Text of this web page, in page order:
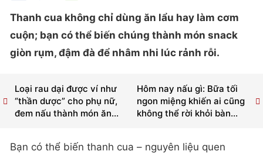
Thanh cua không chỉ dùng ăn lẩu hay làm cơm
cuộn; bạn có thể biến chúng thành món snack
giòn rụm, đậm đà để nhâm nhi lúc rảnh rỗi.
Hôm nay nấu gì: Bữa tối
ngon miệng khiến ai cũng
không thể rời khỏi bàn...
Loại rau dại được ví như
“thần dược” cho phụ nữ,
đem nấu thành món ăn...
Bạn có thể biến thanh cua – nguyên liệu quen